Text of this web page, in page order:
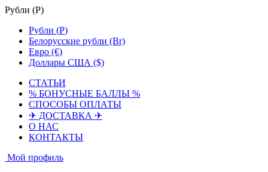
Рубли (Р)
Рубли (Р)
Белорусские рубли (Br)
Евро (€)
Доллары США ($)
СТАТЬИ
% БОНУСНЫЕ БАЛЛЫ %
СПОСОБЫ ОПЛАТЫ
✈ ДОСТАВКА ✈
О НАС
КОНТАКТЫ
Мой профиль